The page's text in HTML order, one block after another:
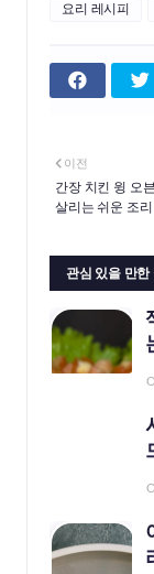
요리 레시피
이전
간장 치킨 윙 오
살리는 쉬운 조리
관심 있을 만한